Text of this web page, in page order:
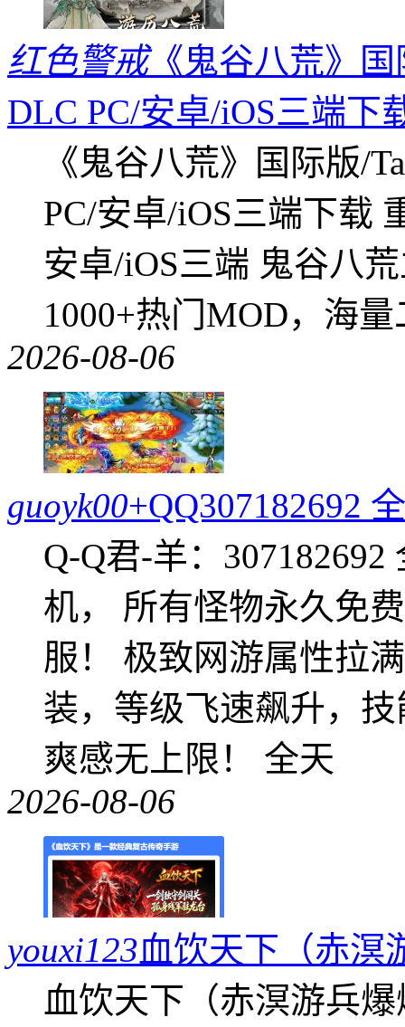
红色警戒《鬼谷八荒》国
DLC PC/安卓/iOS三端下
《鬼谷八荒》国际版/
PC/安卓/iOS三端下载
安卓/iOS三端 鬼谷八
1000+热门MOD，海
2026-08-06
guoyk00+QQ307182692
Q-Q君-羊：
机， 所有怪物永久免
服！ 极致网游属性拉
装，等级飞速飙升，
爽感无上限！ 全天
2026-08-06
youxi123血饮天下（赤溟
血饮天下（赤溟游兵